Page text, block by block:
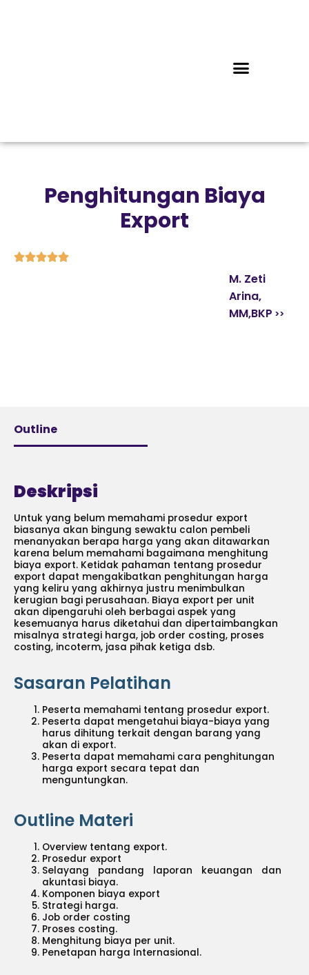
Penghitungan Biaya
Export

M. Zeti
Arina,
MM,BKP
Outline
Deskripsi
Untuk yang belum memahami prosedur export
biasanya akan bingung sewaktu calon pembeli
menanyakan berapa harga yang akan ditawarkan
karena belum memahami bagaimana menghitung
biaya export. Ketidak pahaman tentang prosedur
export dapat mengakibatkan penghitungan harga
yang keliru yang akhirnya justru menimbulkan
kerugian bagi perusahaan. Biaya export per unit
akan dipengaruhi oleh berbagai aspek yang
kesemuanya harus diketahui dan dipertaimbangkan
misalnya strategi harga, job order costing, proses
costing, incoterm, jasa pihak ketiga dsb.
Sasaran Pelatihan
Peserta memahami tentang prosedur export.
Peserta dapat mengetahui biaya-biaya yang
harus dihitung terkait dengan barang yang
akan di export.
Peserta dapat memahami cara penghitungan
harga export secara tepat dan
menguntungkan.
Outline Materi
Overview tentang export.
Prosedur export
Selayang pandang laporan keuangan dan
akuntasi biaya.
Komponen biaya export
Strategi harga.
Job order costing
Proses costing.
Menghitung biaya per unit.
Penetapan harga Internasional.